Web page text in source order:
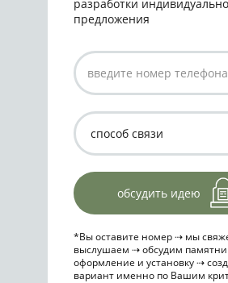
разработки
предложения
обсудить идею
*Вы оставите номер ⇢ мы
выслушаем ⇢ обсудим
оформление и установку ⇢
вариант именно по Вашим